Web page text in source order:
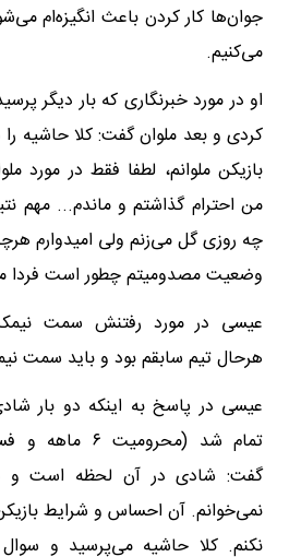
جوان‌ها کار کردن باعث انگیزه‌ام
می‌کنیم.
او در مورد خبرنگاری که بار دیگر
کردی و بعد ملوان گفت: کلا حاشیه
بازیکن ملوانم، لطفا فقط در مورد
من احترام گذاشتم و ماندم... مهم
چه روزی گل می‌زنم ولی امیدوارم
وضعیت مصدومیتم چطور است
عیسی در مورد رفتنش سمت
هرحال تیم سابقم بود و باید سمت
عیسی در پاسخ به اینکه دو بار
تمام شد
گفت: شادی در آن لحظه است و
نمی‌خوانم. آن احساس و شرایط
نکنم. کلا حاشیه می‌پرسید و سوال